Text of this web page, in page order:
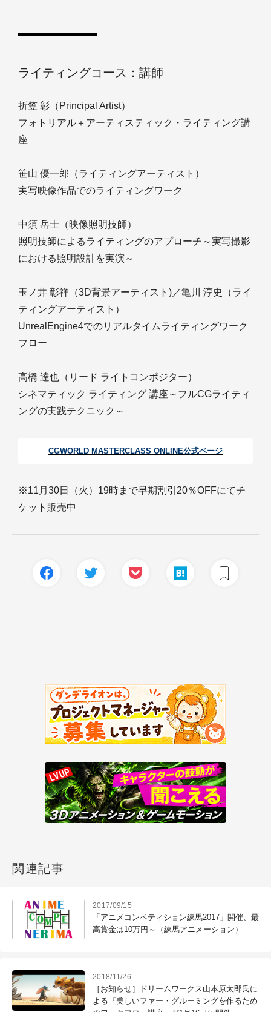
ライティングコース：講師
折笠 彰（Principal Artist）
フォトリアル＋アーティスティック・ライティング講
座
笹山 優一郎（ライティングアーティスト）
実写映像作品でのライティングワーク
中須 岳⼠（映像照明技師）
照明技師によるライティングのアプローチ～実写撮影
における照明設計を実演～
玉ノ井 彰祥（3D背景アーティスト)／亀川 淳史（ライ
ティングアーティスト）
UnrealEngine4でのリアルタイムライティングワーク
フロー
高橋 達也（リード ライトコンポジター）
シネマティック ライティング 講座～フルCGライティ
ングの実践テクニック～
CGWORLD MASTERCLASS ONLINE公式ページ
※11月30日（火）19時まで早期割引20％OFFにてチ
ケット販売中
関連記事
2017/09/15
「アニメコンペティション練馬2017」開催、最
高賞金は10万円～（練馬アニメーション）
2018/11/26
［お知らせ］ドリームワークス山本原太郎氏に
よる『美しいファー・グルーミングを作るため